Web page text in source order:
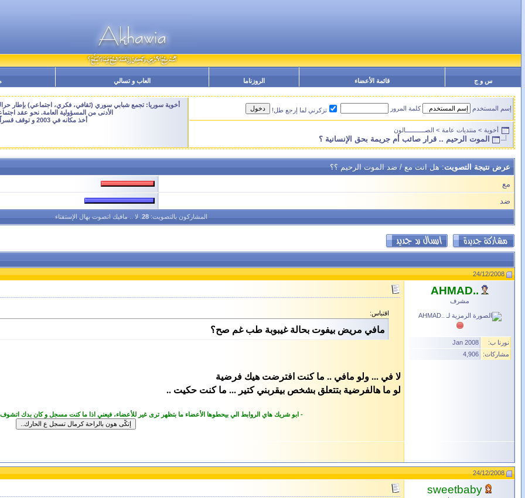
س و ج قائمة الأعضاء الروزناما العاب و تسالي
إسم المستخدم كلمة المرور تزكرني لما إرجع طل!
أخوية سوريا: تجمع شبابي سوري (ثقافي، فكري، اجتماعي) بإطار
الأدنى من المسؤولية العامة. نحو عقد
أخذ مكانه في 2003 و توقف قسراً نهاية 2009 - النسخة الحالية هنا هي ارشيفية للتصفح فقط
أخوية > منتديات عامة > الصـــــــــــالون
الموت الرحيم .. قرار صائب أم جريمة بحق الإنسانية ؟
عرض نتيجة التصويت: هل انت مع / ضد الموت الرحيم ؟؟
مع
ضد
المشاركون بالتصويت:28. لا .. مافيك اتصوت بهال الإستفتاء
24/12/2008
..AHMAD
مشرف
نورنا ب:
Jan 2008
مشاركات:
4,906
اقتباس:
مافي مريض بيفوت بحالة غيبوبة طب غم صح؟
لا في ... ولو مافي .. ما كنت افترضت هيك فرضية
لو ما هالفرضية بتتعلق بشخص بيقربني كتير ... ما كنت حكيت ..
- ابو شريك هاي الروابط الي بيحطوها الأعضاء ما بتظهر ترى غير للأعضاء، فيعني اذا ما كنت مسجل و كان بدك
24/12/2008
sweetbaby